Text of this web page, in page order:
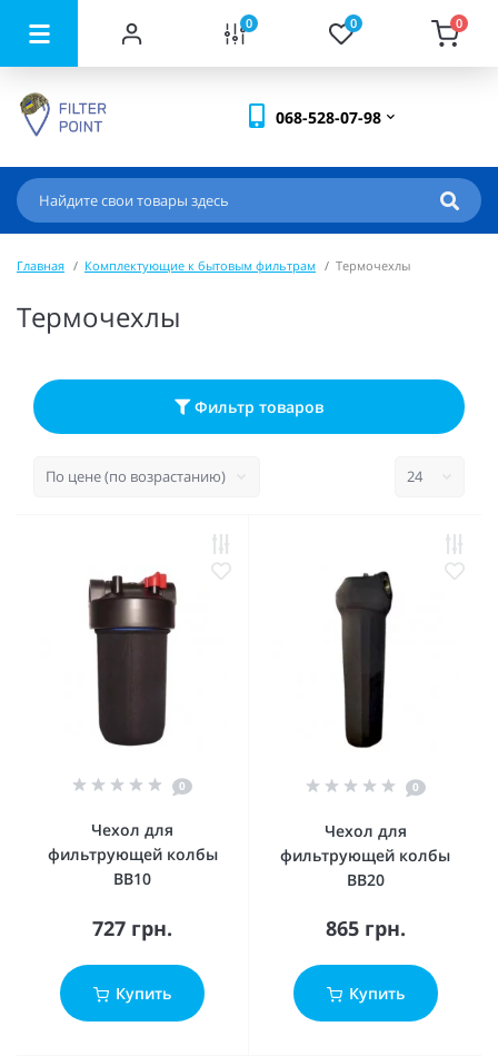
0 0 0
068-528-07-98
Главная Комплектующие к бытовым фильтрам Термочехлы
Термочехлы
Фильтр товаров
0
Чехол для
фильтрующей колбы
BB10
727 грн.
Купить
0
Чехол для
фильтрующей колбы
BB20
865 грн.
Купить